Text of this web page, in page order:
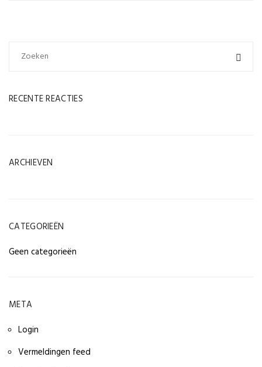
RECENTE REACTIES
ARCHIEVEN
CATEGORIEËN
Geen categorieën
META
Login
Vermeldingen feed